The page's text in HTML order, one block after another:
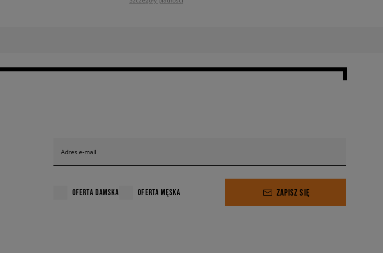
Adres e-mail
OFERTA DAMSKA OFERTA MĘSKA ZAPISZ SIĘ